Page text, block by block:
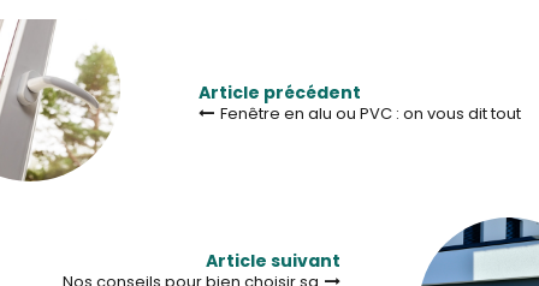
Article précédent
Fenêtre en alu ou PVC : on vous dit tout
Article suivant